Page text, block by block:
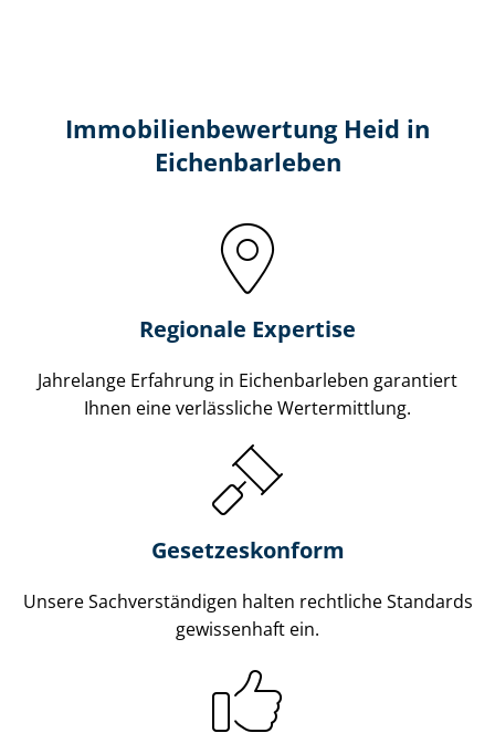
Immobilien­bewertung Heid in
Eichenbarleben
Regionale Expertise
Jahrelange Erfahrung in Eichenbarleben garantiert
Ihnen eine verlässliche Wertermittlung.
Gesetzes­konform
Unsere Sach­ver­stän­di­gen halten rechtliche Standards
gewissenhaft ein.